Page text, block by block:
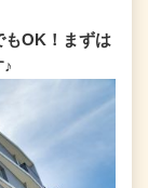
もOK！まずは